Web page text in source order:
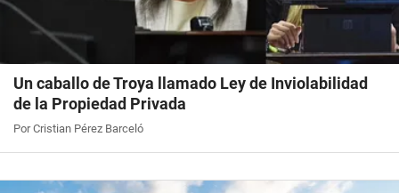
Un caballo de Troya llamado Ley de Inviolabilidad
de la Propiedad Privada
Por Cristian Pérez Barceló